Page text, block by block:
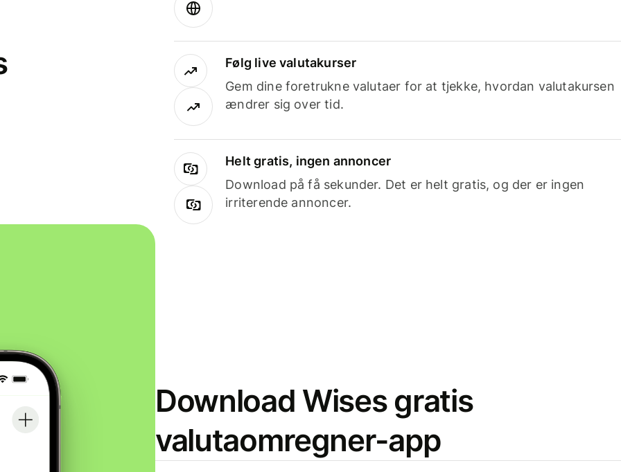
Følg live valutakurser
Gem dine foretrukne valutaer for at tjekke, hvordan valutakursen
ændrer sig over tid.
Helt gratis, ingen annoncer
Download på få sekunder. Det er helt gratis, og der er ingen
irriterende annoncer.
Download Wises gratis
valutaomregner-app